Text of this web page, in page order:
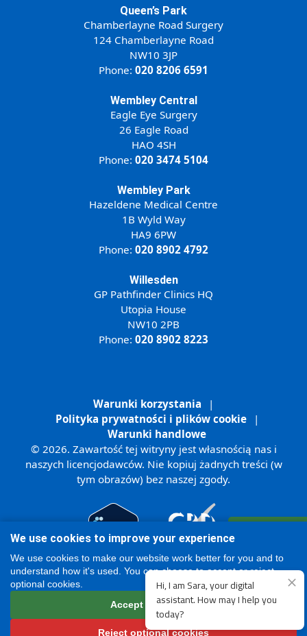
Queen’s Park
Chamberlayne Road Surgery
124 Chamberlayne Road
NW10 3JP
Phone: 020 8206 6591
Wembley Central
Eagle Eye Surgery
26 Eagle Road
HAO 4SH
Phone: 020 3474 5104
Wembley Park
Hazeldene Medical Centre
1B Wyld Way
HA9 6PW
Phone: 020 8902 4792
Willesden
GP Pathfinder Clinics HQ
Utopia House
NW10 2PB
Phone: 020 8902 8223
Warunki korzystania
|
Polityka prywatności i plików cookie
|
Warunki handlowe
© 2026. Zawartość tej witryny jest własnością nas i
naszych licencjodawców. Nie kopiuj żadnych treści (w
tym obrazów) bez naszej zgody.
We use cookies to improve your experience
We use cookies to make our website work better for you and to
understand how it's used. You can choose to accept or reject
optional cookies.
Accept all cookies
Reject optional cookies